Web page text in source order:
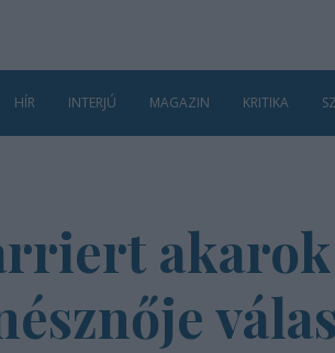
HÍR INTERJÚ MAGAZIN KRITIKA